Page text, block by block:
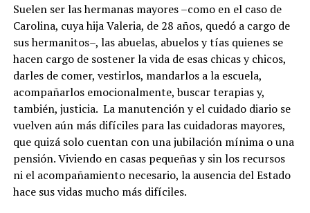
Suelen ser las hermanas mayores –como en el caso de
Carolina, cuya hija Valeria, de 28 años, quedó a cargo de
sus hermanitos–, las abuelas, abuelos y tías quienes se
hacen cargo de sostener la vida de esas chicas y chicos,
darles de comer, vestirlos, mandarlos a la escuela,
acompañarlos emocionalmente, buscar terapias y,
también, justicia. La manutención y el cuidado diario se
vuelven aún más difíciles para las cuidadoras mayores,
que quizá solo cuentan con una jubilación mínima o una
pensión. Viviendo en casas pequeñas y sin los recursos
ni el acompañamiento necesario, la ausencia del Estado
hace sus vidas mucho más difíciles.